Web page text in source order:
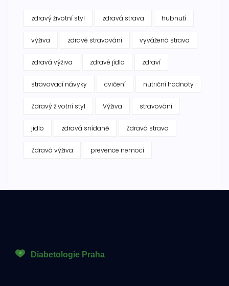
zdravý životní styl zdravá strava hubnutí
výživa zdravé stravování vyvážená strava
zdravá výživa zdravé jídlo zdraví
stravovací návyky cvičení nutriční hodnoty
Zdravý životní styl Výživa stravování
jídlo zdravá snídaně Zdravá strava
Zdravá výživa prevence nemocí